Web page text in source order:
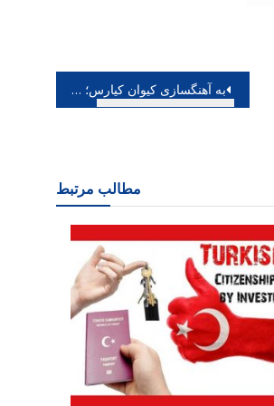
به آهنگسازی کیوان کیارس؛ آلبوم موسیقی کودک منتشر گردید
مطالب مرتبط